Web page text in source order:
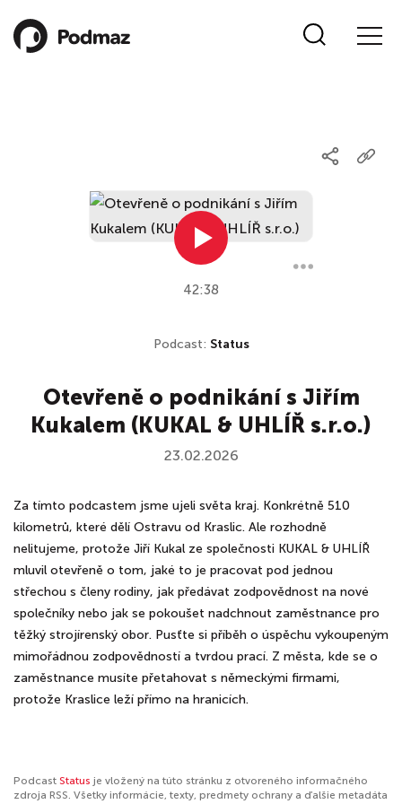
42:38
Podcast: Status
Otevřeně o podnikání s Jiřím
Kukalem (KUKAL & UHLÍŘ s.r.o.)
23.02.2026
Za tímto podcastem jsme ujeli světa kraj. Konkrétně 510
kilometrů, které dělí Ostravu od Kraslic. Ale rozhodně
nelitujeme, protože Jiří Kukal ze společnosti KUKAL & UHLÍŘ
mluvil otevřeně o tom, jaké to je pracovat pod jednou
střechou s členy rodiny, jak předávat zodpovědnost na nové
společníky nebo jak se pokoušet nadchnout zaměstnance pro
těžký strojírenský obor. Pusťte si příběh o úspěchu vykoupeným
mimořádnou zodpovědností a tvrdou prací. Z města, kde se o
zaměstnance musíte přetahovat s německými firmami,
protože Kraslice leží přímo na hranicích.
Podcast Status je vložený na túto stránku z otvoreného informačného
zdroja RSS. Všetky informácie, texty, predmety ochrany a ďalšie metadáta